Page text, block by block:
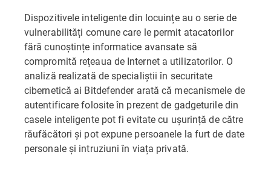
Dispozitivele inteligente din locuințe au o serie de
vulnerabilități comune care le permit atacatorilor
fără cunoștințe informatice avansate să
compromită rețeaua de Internet a utilizatorilor. O
analiză realizată de specialiștii în securitate
cibernetică ai Bitdefender arată că mecanismele de
autentificare folosite în prezent de gadgeturile din
casele inteligente pot fi evitate cu ușurință de către
răufăcători și pot expune persoanele la furt de date
personale și intruziuni în viața privată.